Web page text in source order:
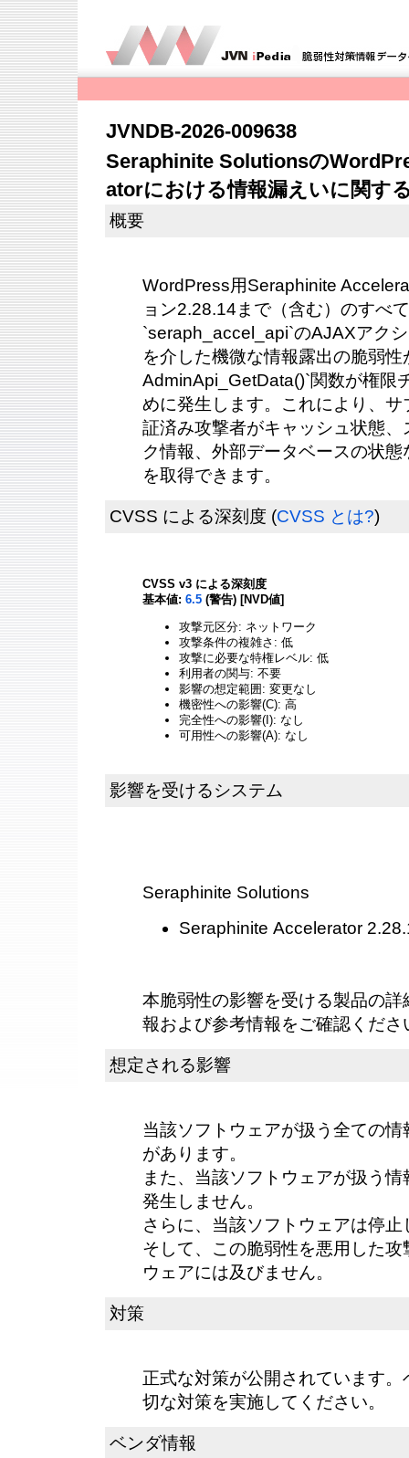
JVNDB-2026-009638
Seraphinite Solutionsの
atorにおける情報漏えいに関す
概要
WordPress用Seraphinite
ョン2.28.14まで（含む）のすべ
`seraph_accel_api`のAJAXアク
を介した機微な情報露出の脆弱
AdminApi_GetData()`関数が権限
めに発生します。これにより、
証済み攻撃者がキャッシュ状態
ク情報、外部データベースの状
を取得できます。
CVSS による深刻度 (CVSS とは?)
CVSS v3 による深刻度
基本値: 6.5 (警告) [NVD値]
攻撃元区分: ネットワーク
攻撃条件の複雑さ: 低
攻撃に必要な特権レベル: 低
利用者の関与: 不要
影響の想定範囲: 変更なし
機密性への影響(C): 高
完全性への影響(I): なし
可用性への影響(A): なし
影響を受けるシステム
Seraphinite Solutions
Seraphinite Accelerator
本脆弱性の影響を受ける製品の
報および参考情報をご確認くださ
想定される影響
当該ソフトウェアが扱う全ての
があります。
また、当該ソフトウェアが扱う
発生しません。
さらに、当該ソフトウェアは停止
そして、この脆弱性を悪用した
ウェアには及びません。
対策
正式な対策が公開されています
切な対策を実施してください。
ベンダ情報